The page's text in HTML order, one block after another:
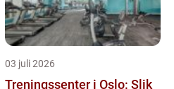
03 juli 2026
Treningssenter i Oslo: Slik